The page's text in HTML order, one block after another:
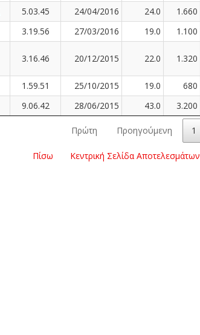
5.03.45 24/04/2016 24.0 1.660
3.19.56 27/03/2016 19.0 1.100
3.16.46 20/12/2015 22.0 1.320
1.59.51 25/10/2015 19.0 680
9.06.42 28/06/2015 43.0 3.200
Πρώτη Προηγούμενη 1
Πίσω Κεντρική Σελίδα Αποτελεσμάτων